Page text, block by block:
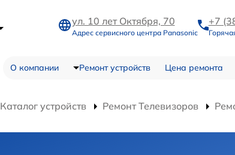
ул. 10 лет Октября, 70
Адрес сервисного центра Panasonic
+7
О компании Ремонт устройств Цена ремонта
Каталог устройств Ремонт Телевизоров